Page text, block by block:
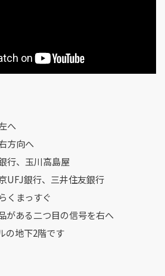
へ
方向へ
行、玉川高島屋
UFJ銀行、三井住友銀行
くまっすぐ
がある二つ目の信号を右へ
の地下2階です